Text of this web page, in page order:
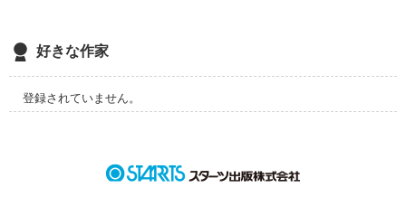
『青空』の意味とは‥‥
好きな作家
登録されていません。